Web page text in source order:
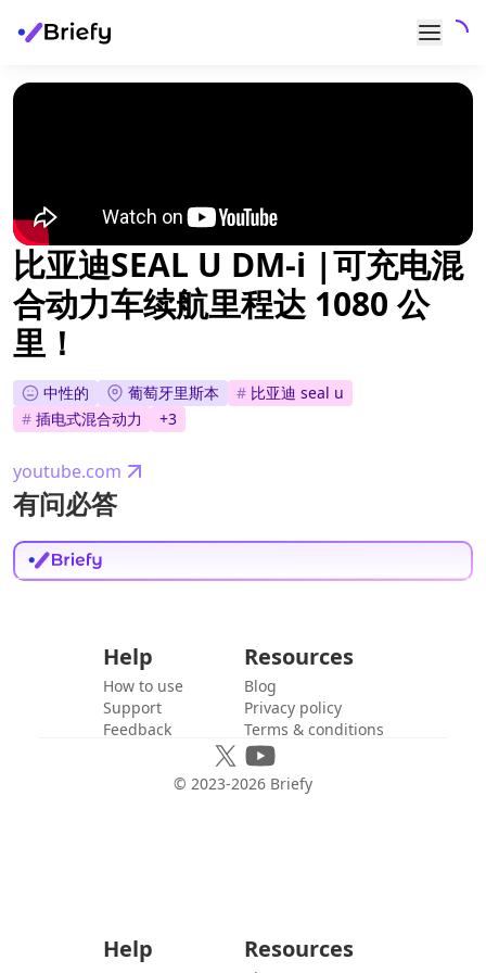
比亚迪SEAL U DM-i |可充电混
合动力车续航里程达 1080 公
里！
中性的 葡萄牙里斯本 # 比亚迪 seal u
# 插电式混合动力 +3
youtube.com
有问必答
Help
How to use
Support
Feedback
Resources
Blog
Privacy policy
Terms & conditions
© 2023-2026 Briefy
Help Resources